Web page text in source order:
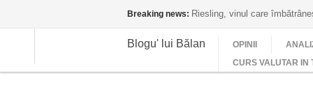
Breaking news: Riesling, vinul care
Blogu' lui Bălan OPINII
CURS VALUTAR IN